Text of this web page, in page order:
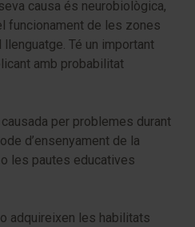
causa és neurobiològica,
funcionament de les zones
Té un important
amb probabilitat
per problemes durant
d’ensenyament de la
o les pautes educatives
adquireixen les habilitats